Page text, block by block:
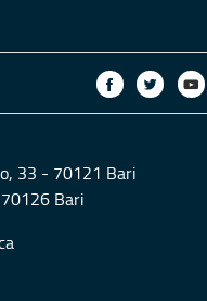
33 - 70121 Bari
Bari